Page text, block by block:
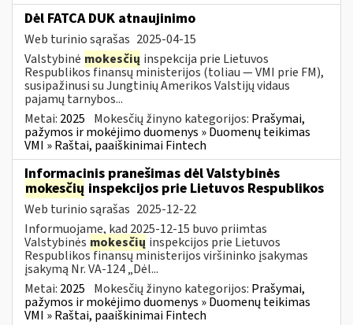
Dėl FATCA DUK atnaujinimo
Web turinio sąrašas 2025-04-15
Valstybinė mokesčių inspekcija prie Lietuvos
Respublikos finansų ministerijos (toliau — VMI prie FM),
susipažinusi su Jungtinių Amerikos Valstijų vidaus
pajamų tarnybos...
Metai: 2025 Mokesčių žinyno kategorijos: Prašymai,
pažymos ir mokėjimo duomenys » Duomenų teikimas
VMI » Raštai, paaiškinimai Fintech
Informacinis pranešimas dėl Valstybinės
mokesčių inspekcijos prie Lietuvos Respublikos
Web turinio sąrašas 2025-12-22
Informuojame, kad 2025-12-15 buvo priimtas
Valstybinės mokesčių inspekcijos prie Lietuvos
Respublikos finansų ministerijos viršininko įsakymas
įsakymą Nr. VA-124 „Dėl...
Metai: 2025 Mokesčių žinyno kategorijos: Prašymai,
pažymos ir mokėjimo duomenys » Duomenų teikimas
VMI » Raštai, paaiškinimai Fintech